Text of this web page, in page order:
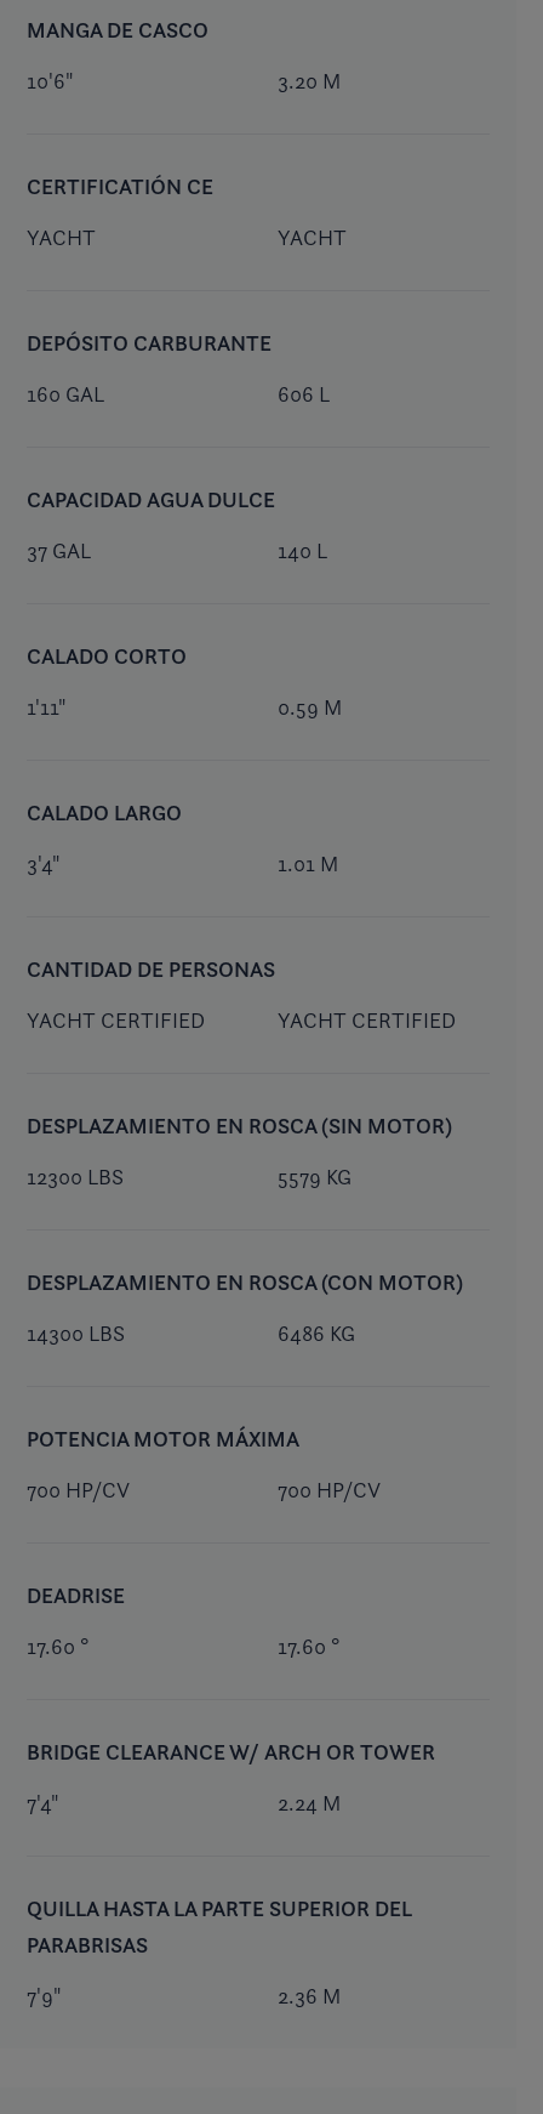
MANGA DE CASCO
10'6" 3.20 M
CERTIFICATIÓN CE
YACHT YACHT
DEPÓSITO CARBURANTE
160 GAL 606 L
CAPACIDAD AGUA DULCE
37 GAL 140 L
CALADO CORTO
1'11" 0.59 M
CALADO LARGO
3'4" 1.01 M
CANTIDAD DE PERSONAS
YACHT CERTIFIED YACHT CERTIFIED
DESPLAZAMIENTO EN ROSCA (SIN MOTOR)
12300 LBS 5579 KG
DESPLAZAMIENTO EN ROSCA (CON MOTOR)
14300 LBS 6486 KG
POTENCIA MOTOR MÁXIMA
700 HP/CV 700 HP/CV
DEADRISE
17.60 ° 17.60 °
BRIDGE CLEARANCE W/ ARCH OR TOWER
7'4" 2.24 M
QUILLA HASTA LA PARTE SUPERIOR DEL
PARABRISAS
7'9" 2.36 M